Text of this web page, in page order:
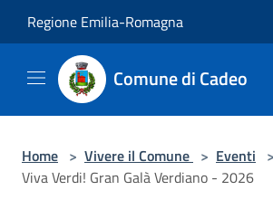
Regione Emilia-Romagna
Comune di Cadeo
Home > Vivere il Comune > Eventi >
Viva Verdi! Gran Galà Verdiano - 2026